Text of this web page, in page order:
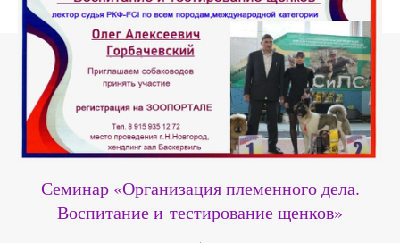
Семинар «Организация племенного дела.
Воспитание и тестирование щенков»